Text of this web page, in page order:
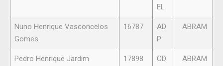
EL
Nuno Henrique Vasconcelos
Gomes
16787
AD
P
ABRAM
Pedro Henrique Jardim
17898
CD
ABRAM